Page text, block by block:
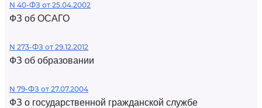
N 40-ФЗ от 25.04.2002
ФЗ об ОСАГО
N 273-ФЗ от 29.12.2012
ФЗ об образовании
N 79-ФЗ от 27.07.2004
ФЗ о государственной гражданской службе